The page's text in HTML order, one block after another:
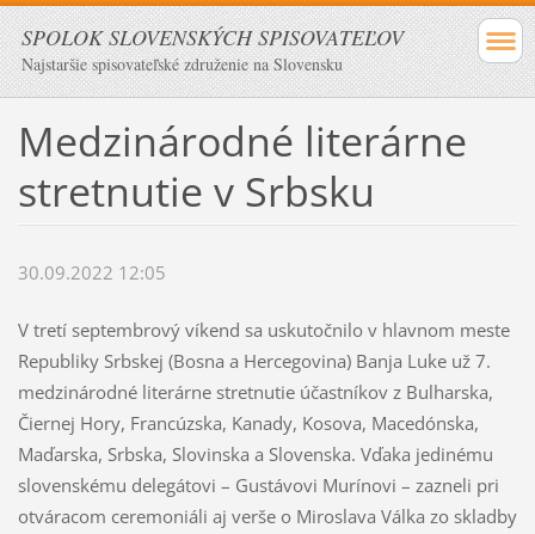
SPOLOK SLOVENSKÝCH SPISOVATEĽOV
Najstaršie spisovateľské združenie na Slovensku
Medzinárodné literárne
stretnutie v Srbsku
30.09.2022 12:05
V tretí septembrový víkend sa uskutočnilo v hlavnom meste
Republiky Srbskej (Bosna a Hercegovina) Banja Luke už 7.
medzinárodné literárne stretnutie účastníkov z Bulharska,
Čiernej Hory, Francúzska, Kanady, Kosova, Macedónska,
Maďarska, Srbska, Slovinska a Slovenska. Vďaka jedinému
slovenskému delegátovi – Gustávovi Murínovi – zazneli pri
otváracom ceremoniáli aj verše o Miroslava Válka zo skladby